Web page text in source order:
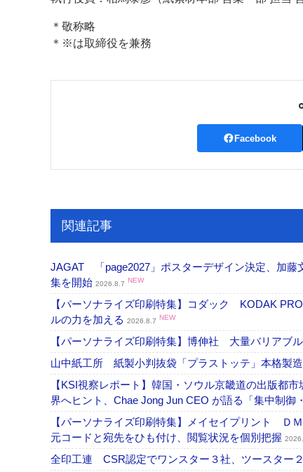
＊敬称略
＊※は取締役を兼務
Facebook
関連記事
JAGAT 「page2027」ポスターデザイン決定、加
集を開始 2026.8.7 NEW
【パーソナライズ印刷特集】コダック KODAK
ルの力を加える 2026.8.7 NEW
【パーソナライズ印刷特集】博伸社 大量バリアブ
山中紙工所 紙製小判抜袋「プラストッテ」本格製
【KSI視察レポート】韓国・ソウル京畿道の出版都
界へヒント、Chae Jong Jun CEO が語る「集中制御
【パーソナライズ印刷特集】メイセイプリント Ｄ
元コードと宛先をひも付け、閲覧状況を個別把握
全印工連 CSR認定でワンスター３社、ツースター